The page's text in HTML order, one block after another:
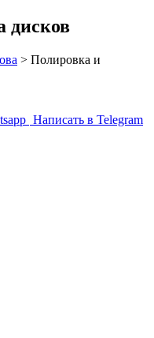
дисков
> Полировка и
Написать в Telegram